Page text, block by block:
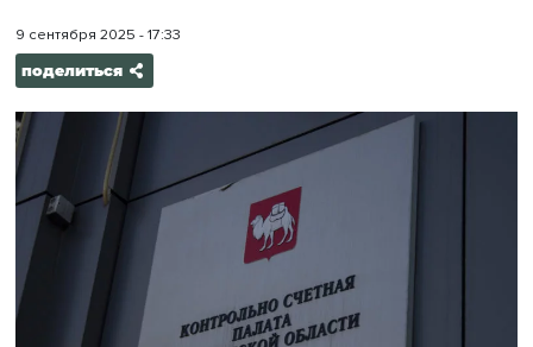
9 сентября 2025 - 17:33
поделиться